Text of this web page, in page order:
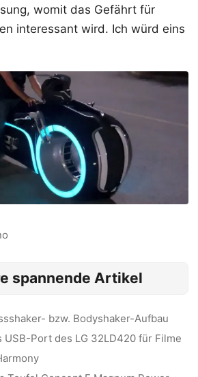
womit das Gefährt für
interessant wird. Ich würd eins
spannende Artikel
bzw. Bodyshaker-Aufbau
USB-Port des LG 32LD420 für Filme